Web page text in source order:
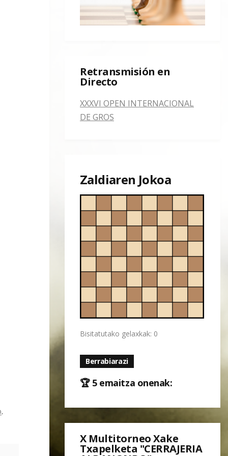
.
Retransmisión en
Directo
XXXVI OPEN INTERNACIONAL
DE GROS
Zaldiaren Jokoa
Bisitatutako gelaxkak: 0
Berrabiarazi
🏆 5 emaitza onenak:
X Multitorneo Xake
Txapelketa "CERRAJERIA